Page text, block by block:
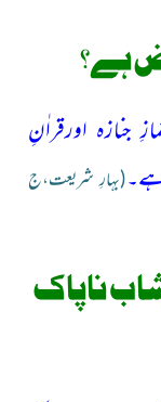
ہے؟
جنازہ اورقراٰنِ
(بہارِ شریعت،ج
ناپاک